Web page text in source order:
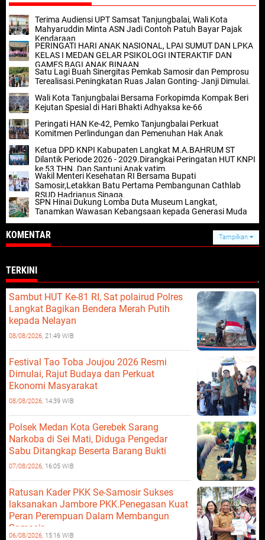
Terima Audiensi UPT Samsat Tanjungbalai, Wali Kota
Mahyaruddin Minta ASN Jadi Contoh Patuh Bayar Pajak
Kendaraan
PERINGATI HARI ANAK NASIONAL, LPAI SUMUT DAN LPKA
KELAS I MEDAN GELAR PSIKOLOGI INTERAKTIF DAN
GAMES BAGI ANAK BINAAN
Satu Lagi Buah Sinergitas Pemkab Samosir dan Pemprosu
Terealisasi.Peningkatan Ruas Jalan Gonting- Janji Dimulai.
Wali Kota Tanjungbalai Bersama Forkopimda Kompak Beri
Kejutan Spesial di Hari Bhakti Adhyaksa ke-66
Peringati HAN Ke-42, Pemko Tanjungbalai Perkuat
Komitmen Perlindungan dan Pemenuhan Hak Anak
Ketua DPD KNPI Kabupaten Langkat M.A.BAHRUM ST
Dilantik Periode 2026 - 2029.Dirangkai Peringatan HUT KNPI
ke 53 THN.,Dan Santuni Anak yatim.
Wakil Menteri Kesehatan RI Bersama Bupati
Samosir,Letakkan Batu Pertama Pembangunan Cathlab
RSUD Hadrianus Sinaga.
SPN Hinai Dukung Lomba Duta Museum Langkat,
Tanamkan Wawasan Kebangsaan kepada Generasi Muda
KOMENTAR Tampilkan
TERKINI
Sambut HUT Ke-81 RI, Sat polairud Polres
Langkat Bagikan Bendera Merah Putih
kepada Nelayan
08/08/2026, 21:49 WIB
Festival Tao Toba Joujou 2026 Resmi
Dimulai, Rajut Budaya dan Perkuat
Ekonomi Masyarakat
08/08/2026, 14:39 WIB
Polsek Medan Kota Gerebek Sarang
Narkoba di Sei Mati, Diduga Pengedar
Sabu Ditangkap Beserta Barang Bukti
07/08/2026, 16:05 WIB
Ratusan Kader PKK Se-Samosir Sukses
laksanakan Jambore PKK.Penegasan Kuat
Peran Perempuan Dalam Membangun
Samosir.
06/08/2026, 15:16 WIB